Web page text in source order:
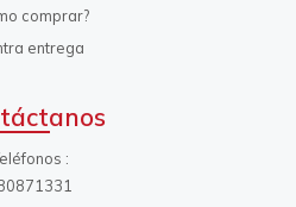
comprar?
entrega